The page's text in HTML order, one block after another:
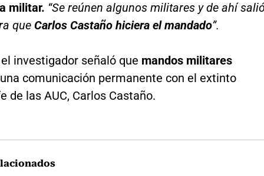
militar. “Se reúnen algunos militares y de ahí
queCarlos Castaño hiciera el mandado”.
investigador señaló que mandos militares
una comunicación permanente con el extinto
de las AUC, Carlos Castaño.